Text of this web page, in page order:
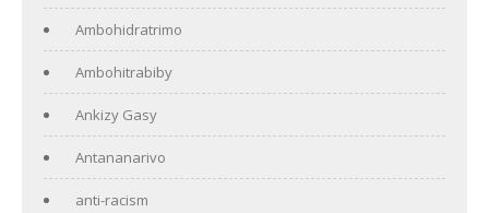
Ambohidratrimo
Ambohitrabiby
Ankizy Gasy
Antananarivo
anti-racism